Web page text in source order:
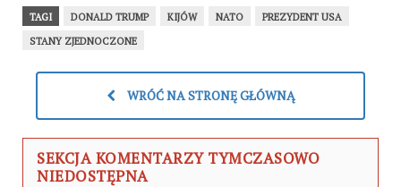
TAGI DONALD TRUMP KIJÓW NATO
PREZYDENT USA
STANY ZJEDNOCZONE
WRÓĆ NA STRONĘ GŁÓWNĄ
SEKCJA KOMENTARZY TYMCZASOWO
NIEDOSTĘPNA